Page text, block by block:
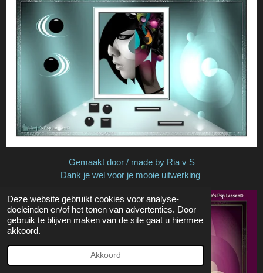
Deze website gebruikt cookies voor analyse-
doeleinden en/of het tonen van advertenties. Door
gebruik te blijven maken van de site gaat u hiermee
akkoord.
Akkoord
Gemaakt door / made by Ria v S
Dank je wel voor je mooie uitwerking